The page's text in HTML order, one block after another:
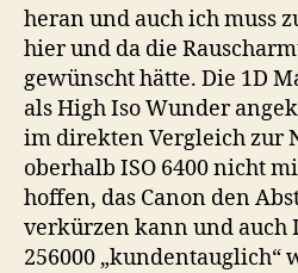
heran und auch ich muss
hier und da die
gewünscht hätte. Die 1D
als High Iso Wunder
im direkten Vergleich zur
oberhalb ISO 6400 nicht
hoffen, das Canon den
verkürzen kann und auch
256000 „kundentauglich“